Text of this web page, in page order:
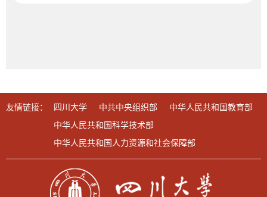
友情链接： 四川大学 中共中央组织部
中华人民共和国教育部
中华人民共和国科学技术部
中华人民共和国人力资源和社会保障部